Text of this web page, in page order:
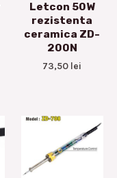
Letcon 50W
rezistenta
ceramica ZD-
200N
73,50 lei